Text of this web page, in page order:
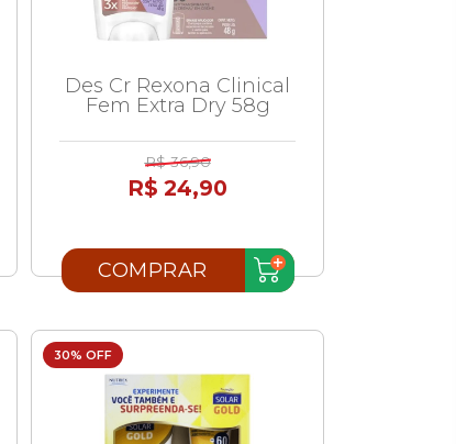
Des Cr Rexona Clinical
Fem Extra Dry 58g
R$ 36,90
R$ 24,90
COMPRAR
30% OFF